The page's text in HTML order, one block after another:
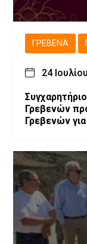
ΓΡΕΒΕΝΆ
24
Γρεβενών
Γρεβενών